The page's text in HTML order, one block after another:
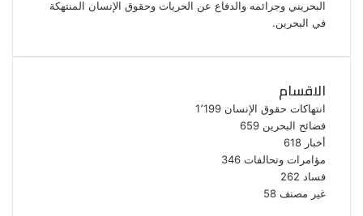
البحريني وجرائمه والدفاع عن الحريات وحقوق الإنسان المنتهكة
في البحرين.
الاقسام
انتهاكات حقوق الإنسان 1٬199
فضائح البحرين 659
أخبار 618
مؤامرات وتحالفات 346
فساد 262
غير مصنف 58